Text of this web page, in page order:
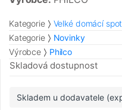
Kategorie Velké domácí
Kategorie
Novinky
Výrobce
Philco
Skladová dostupnost
Skladem u dodavatele